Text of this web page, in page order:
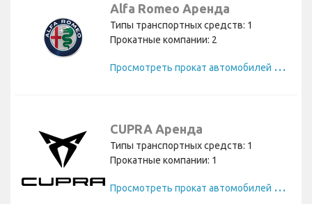
Alfa Romeo Аренда
Типы транспортных средств: 1
Прокатные компании: 2
П
росмотреть прокат автомобилей Alfa Romeo
CUPRA Аренда
Типы транспортных средств: 1
Прокатные компании: 1
П
росмотреть прокат автомобилей CUPRA